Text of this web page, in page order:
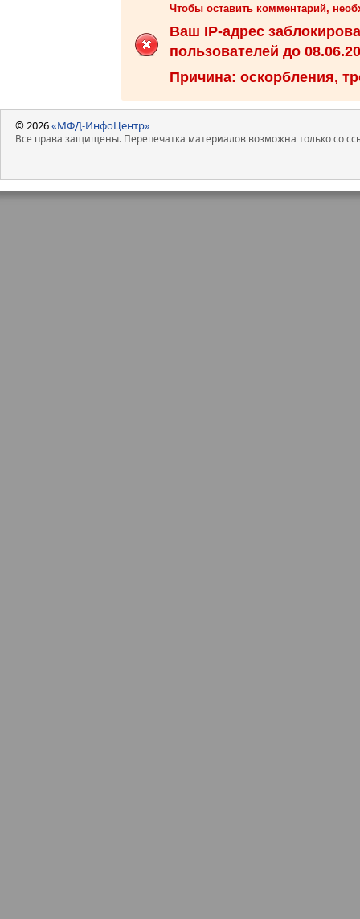
Чтобы оставить комментарий,
Ваш IP-адрес
пользователей до
Причина: оскорбления,
© 2026«МФД-ИнфоЦентр»
Все права защищены. Перепечатка материалов возможна только со